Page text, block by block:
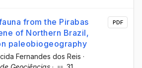
from the Pirabas
of Northern Brazil,
paleobiogeography
Fernandes dos Reis ·
PDF